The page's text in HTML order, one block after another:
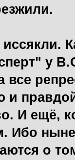
у
все
и
И ещё,
Ибо
о